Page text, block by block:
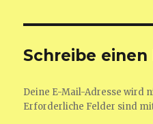
Schreibe
Deine E-Mail-Adresse wird
Erforderliche Felder sind